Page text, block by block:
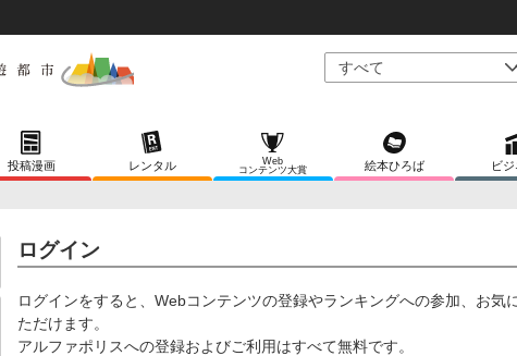
投稿漫画 レンタル
Web
コンテンツ大賞
絵本ひろば ビ
ログイン
ログインをすると、Webコンテンツの登録やランキングへの参加、お気
ただけます。
アルファポリスへの登録およびご利用はすべて無料です。